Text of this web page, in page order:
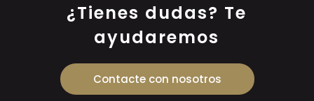
¿Tienes dudas? Te
ayudaremos
Contacte con nosotros